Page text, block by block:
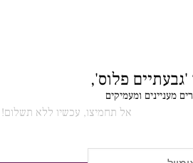
'גבעתיים פלוס',
מעניינים ומעמיקים
אל תחמיצו, עכשיו ללא תשלום!